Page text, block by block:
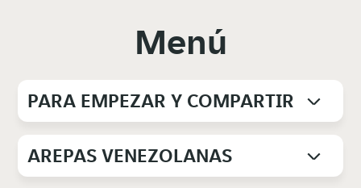
Menú
PARA EMPEZAR Y COMPARTIR
AREPAS VENEZOLANAS